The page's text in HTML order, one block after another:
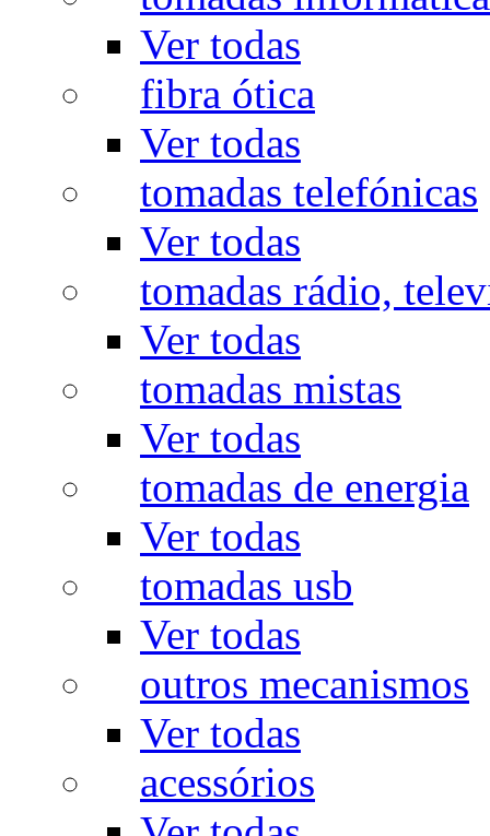
Ver todas
fibra ótica
Ver todas
tomadas telefónicas
Ver todas
tomadas rádio,
Ver todas
tomadas mistas
Ver todas
tomadas de energia
Ver todas
tomadas usb
Ver todas
outros mecanismos
Ver todas
acessórios